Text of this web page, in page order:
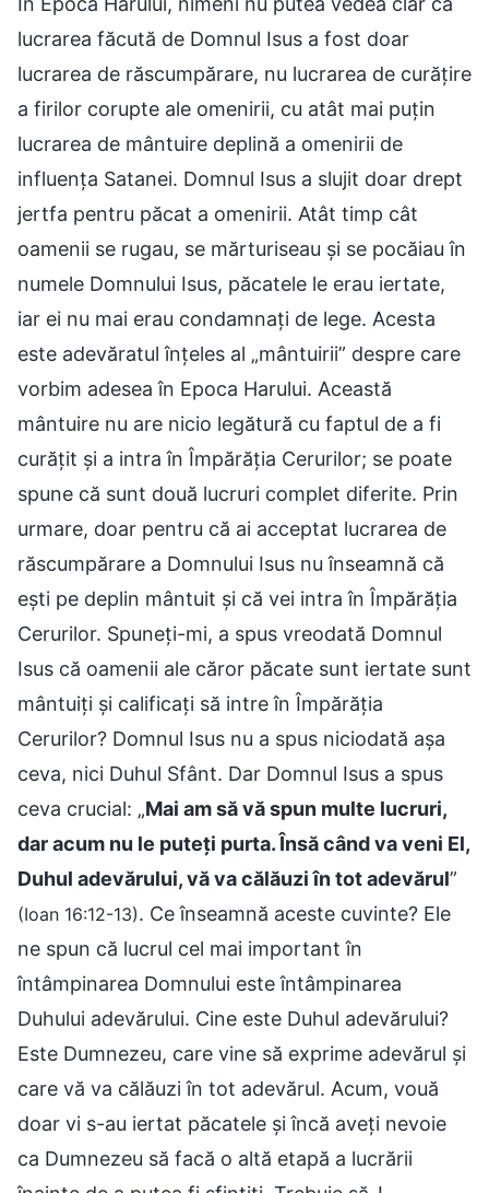
lucrarea făcută de Domnul Isus a fost doar
lucrarea de răscumpărare, nu lucrarea de curățire
a firilor corupte ale omenirii, cu atât mai puțin
lucrarea de mântuire deplină a omenirii de
influența Satanei. Domnul Isus a slujit doar drept
jertfa pentru păcat a omenirii. Atât timp cât
oamenii se rugau, se mărturiseau și se pocăiau în
numele Domnului Isus, păcatele le erau iertate,
iar ei nu mai erau condamnați de lege. Acesta
este adevăratul înțeles al „mântuirii” despre care
vorbim adesea în Epoca Harului. Această
mântuire nu are nicio legătură cu faptul de a fi
curățit și a intra în Împărăția Cerurilor; se poate
spune că sunt două lucruri complet diferite. Prin
urmare, doar pentru că ai acceptat lucrarea de
răscumpărare a Domnului Isus nu înseamnă că
ești pe deplin mântuit și că vei intra în Împărăția
Cerurilor. Spuneți-mi, a spus vreodată Domnul
Isus că oamenii ale căror păcate sunt iertate sunt
mântuiți și calificați să intre în Împărăția
Cerurilor? Domnul Isus nu a spus niciodată așa
ceva, nici Duhul Sfânt. Dar Domnul Isus a spus
ceva crucial: „Mai am să vă spun multe lucruri,
dar acum nu le puteți purta. Însă când va veni El,
Duhul adevărului, vă va călăuzi în tot adevărul”
(Ioan 16:12-13). Ce înseamnă aceste cuvinte? Ele
ne spun că lucrul cel mai important în
întâmpinarea Domnului este întâmpinarea
Duhului adevărului. Cine este Duhul adevărului?
Este Dumnezeu, care vine să exprime adevărul și
care vă va călăuzi în tot adevărul. Acum, vouă
doar vi s-au iertat păcatele și încă aveți nevoie
ca Dumnezeu să facă o altă etapă a lucrării